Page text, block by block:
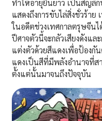
ทำให้อายุยืนยาว เป็นสัญลั
แสดงถึงการขับไล่สิ่งชั่วร้าย
ในอดีตช่วงเทศกาลตรุษจีน
ปีศาจตัวนี้จะกลัวเสียงดังแล
แต่งตัวด้วยสีแดงเพื่อป้องกั
แดงเป็นสีที่มีพลังอำนาจที่ส
ตั้งแต่นั้นมาจนถึงปัจจุบัน